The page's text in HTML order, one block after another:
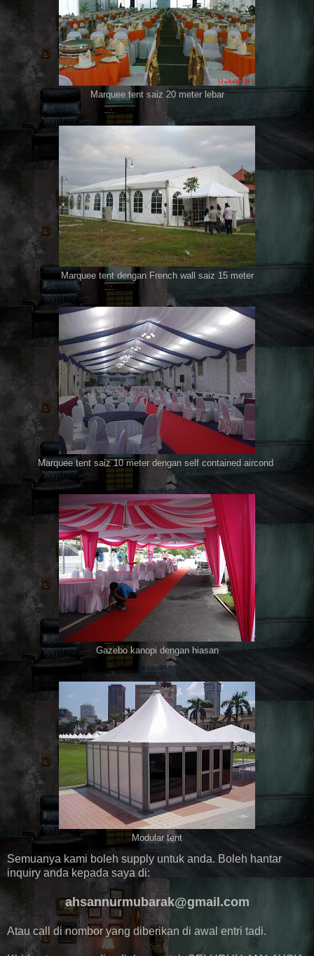
Marquee tent saiz 20 meter lebar
Marquee tent dengan French wall saiz 15 meter
Marquee tent saiz 10 meter dengan self contained aircond
Gazebo kanopi dengan hiasan
Modular tent
Semuanya kami boleh supply untuk anda. Boleh hantar
inquiry anda kepada saya di:
ahsannurmubarak@gmail.com
Atau call di nombor yang diberikan di awal entri tadi.